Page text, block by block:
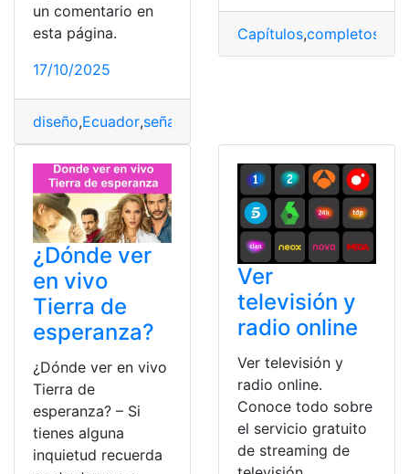
un comentario en
esta página.
17/10/2025
diseño,Ecuador,señal
Capítulos,completos
¿Dónde ver
en vivo
Tierra de
esperanza?
¿Dónde ver en vivo
Tierra de
esperanza? – Si
tienes alguna
inquietud recuerda
Ver
televisión y
radio online
Ver televisión y
radio online.
Conoce todo sobre
el servicio gratuito
de streaming de